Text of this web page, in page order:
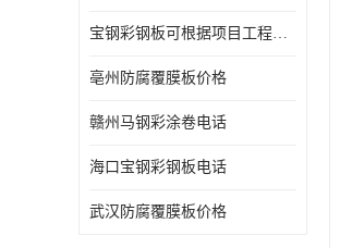
宝钢彩钢板可根据项目工程定制
亳州防腐覆膜板价格
赣州马钢彩涂卷电话
海口宝钢彩钢板电话
武汉防腐覆膜板价格